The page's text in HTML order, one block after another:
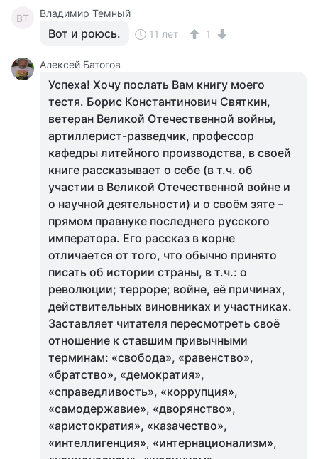
ВТ Владимир Темный
Вот и роюсь. 11 лет 1
Алексей Батогов
Успеха! Хочу послать Вам книгу моего
тестя. Борис Константинович Святкин,
ветеран Великой Отечественной войны,
артиллерист-разведчик, профессор
кафедры литейного производства, в своей
книге рассказывает о себе (в т.ч. об
участии в Великой Отечественной войне и
о научной деятельности) и о своём зяте –
прямом правнуке последнего русского
императора. Его рассказ в корне
отличается от того, что обычно принято
писать об истории страны, в т.ч.: о
революции; терроре; войне, её причинах,
действительных виновниках и участниках.
Заставляет читателя пересмотреть своё
отношение к ставшим привычными
терминам: «свобода», «равенство»,
«братство», «демократия»,
«справедливость», «коррупция»,
«самодержавие», «дворянство»,
«аристократия», «казачество»,
«интеллигенция», «интернационализм»,